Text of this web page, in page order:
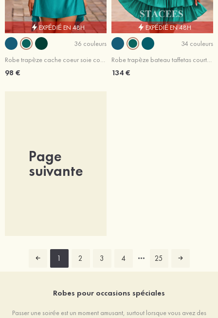
EXPÉDIÉ EN 48H
36 couleurs
Robe trapèze cache coeur soie comme du satin courte/mini robe de fête de la rentré avec plissé drapé latéral
98 €
EXPÉDIÉ EN 48H
34 couleurs
Robe trapèze bateau taffetas courte/mini robe de fête de la rentré avec plissé volants
134 €
Page
suivante
1 2 3 4 25
Robes pour occasions spéciales
Passer une soirée est un moment amusant, surtout lorsque vous avez des